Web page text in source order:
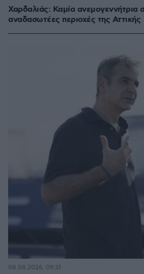
Χαρδαλιάς: Καμία ανεμογεννήτρια
αναδασωτέες περιοχές της Αττικής
08.08.2026, 09:31